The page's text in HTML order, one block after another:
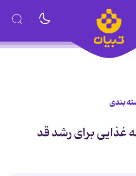
بندی
غذایی برای رشد قد